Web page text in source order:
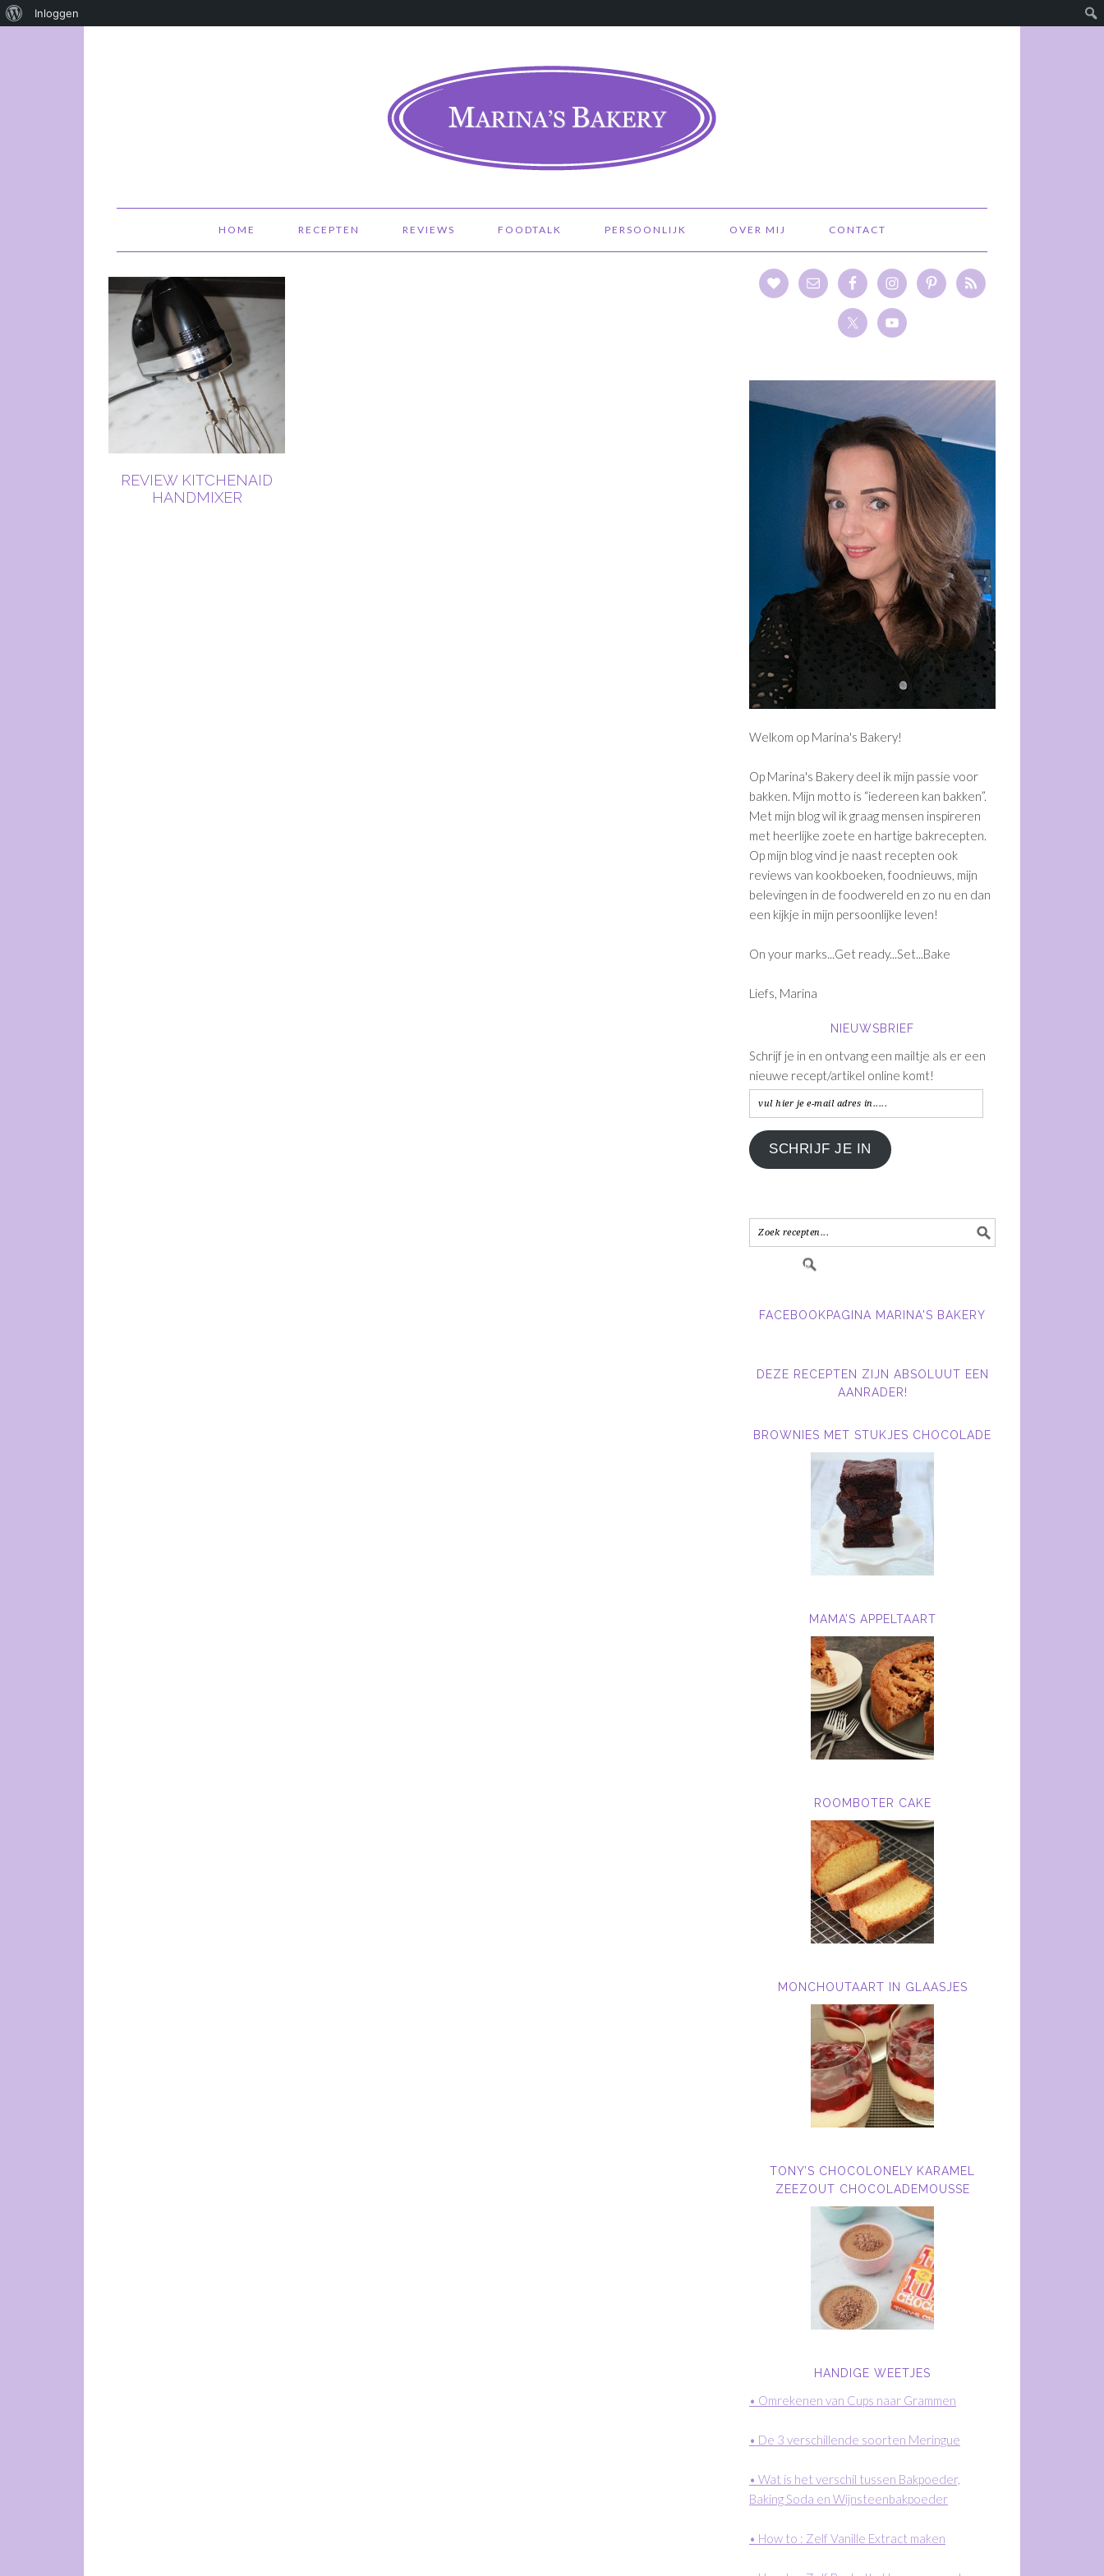
Over
Inloggen
HOME RECEPTEN REVIEWS FOODTALK PERSOONLIJK OVER MIJ CONTACT
REVIEW KITCHENAID
HANDMIXER
Welkom op Marina's Bakery!
Op Marina's Bakery deel ik mijn passie voor
bakken. Mijn motto is “iedereen kan bakken”.
Met mijn blog wil ik graag mensen inspireren
met heerlijke zoete en hartige bakrecepten.
Op mijn blog vind je naast recepten ook
reviews van kookboeken, foodnieuws, mijn
belevingen in de foodwereld en zo nu en dan
een kijkje in mijn persoonlijke leven!
On your marks...Get ready...Set...Bake
Liefs, Marina
NIEUWSBRIEF
Schrijf je in en ontvang een mailtje als er een
nieuwe recept/artikel online komt!
vul
hier
je
e-
in.....
SCHRIJF JE IN
FACEBOOKPAGINA MARINA'S BAKERY
DEZE RECEPTEN ZIJN ABSOLUUT EEN
AANRADER!
BROWNIES MET STUKJES CHOCOLADE
MAMA’S APPELTAART
ROOMBOTER CAKE
MONCHOUTAART IN GLAASJES
TONY’S CHOCOLONELY KARAMEL
ZEEZOUT CHOCOLADEMOUSSE
HANDIGE WEETJES
• Omrekenen van Cups naar Grammen
• De 3 verschillende soorten Meringue
• Wat is het verschil tussen Bakpoeder,
Baking Soda en Wijnsteenbakpoeder
• How to : Zelf Vanille Extract maken